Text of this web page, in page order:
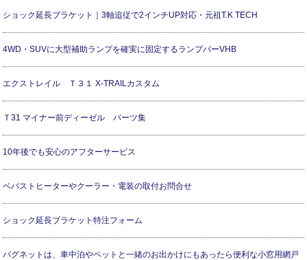
ショック延長ブラケット｜3軸追従で2インチUP対応・元祖T.K TECH
4WD・SUVに大型補助ランプを確実に固定するランプバーVHB
エクストレイル Ｔ３１ X-TRAILカスタム
Ｔ31 マイナー前ディーゼル パーツ集
10年後でも安心のアフターサービス
ベバストヒーターやクーラー・電装の取付お問合せ
ショック延長ブラケット特注フォーム
バグネットは、車中泊やペットと一緒のお出かけにもあったら便利な小窓用網戸